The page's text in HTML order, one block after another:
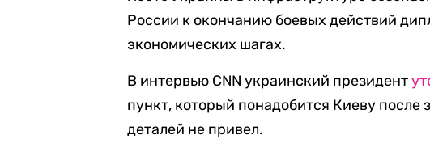
России к окончанию боевых действий
экономических шагах.
В интервью CNN украинский президент
пункт, который понадобится Киеву
деталей не привел.